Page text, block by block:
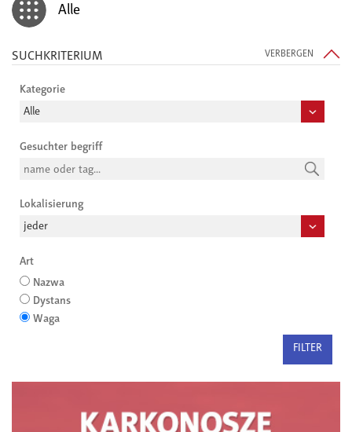
Alle
VERBERGEN
SUCHKRITERIUM
Kategorie
Gesuchter begriff
Lokalisierung
Art
Nazwa
Dystans
Waga